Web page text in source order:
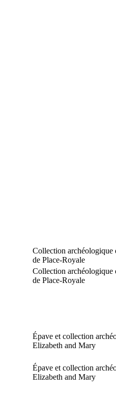
Collection archéologique
de Place-Royale
Collection archéologique
de Place-Royale
Épave et collection
Elizabeth and Mary
Épave et collection
Elizabeth and Mary